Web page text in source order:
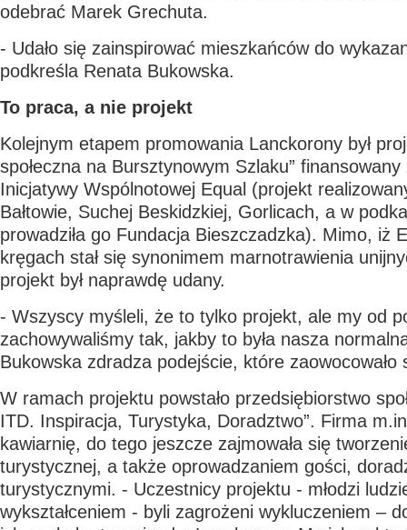
odebrać Marek Grechuta.
- Udało się zainspirować mieszkańców do
podkreśla Renata Bukowska.
To praca, a nie projekt
Kolejnym etapem promowania Lanckorony był
społeczna na Bursztynowym Szlaku”
Inicjatywy Wspólnotowej Equal (projekt
Bałtowie, Suchej Beskidzkiej, Gorlicach, a w
prowadziła go Fundacja Bieszczadzka). Mimo, iż
kręgach stał się synonimem marnotrawienia
projekt był naprawdę udany.
- Wszyscy myśleli, że to tylko projekt, ale my od
zachowywaliśmy tak, jakby to była nasza
Bukowska zdradza podejście, które zaowocowało
W ramach projektu powstało przedsiębiorstwo
ITD. Inspiracja, Turystyka, Doradztwo”. Firma
kawiarnię, do tego jeszcze zajmowała się
turystycznej, a także oprowadzaniem gości,
turystycznymi. - Uczestnicy projektu - młodzi
wykształceniem - byli zagrożeni wykluczeniem –